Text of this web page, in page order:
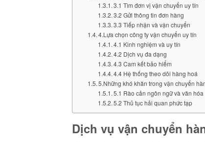
3.1 Tìm đơn vị vận chuyển uy tín
3.2 Gửi thông tin đơn hàng
3.3 Tiếp nhận và vận chuyển
4.Lựa chọn công ty vận chuyển uy tín
4.1 Kinh nghiệm và uy tín
4.2 Dịch vụ đa dạng
4.3 Cam kết bảo hiểm
4.4 Hệ thống theo dõi hàng hoá
5.Những khó khăn trong vận chuyển
5.1 Rào cản ngôn ngữ và văn hóa
5.2 Thủ tục hải quan phức tạp
Dịch vụ vận chuyển